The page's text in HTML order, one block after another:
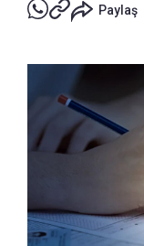
Paylaş